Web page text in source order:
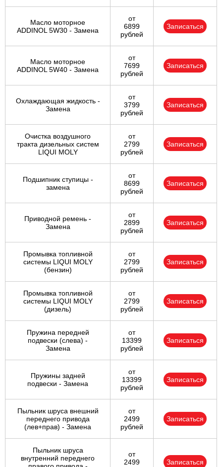
Масло моторное
ADDINOL 5W30 - Замена
от
6899
рублей
Записаться
Масло моторное
ADDINOL 5W40 - Замена
от
7699
рублей
Записаться
Охлаждающая жидкость -
Замена
от
3799
рублей
Записаться
Очистка воздушного
тракта дизельных систем
LIQUI MOLY
от
2799
рублей
Записаться
Подшипник ступицы -
замена
от
8699
рублей
Записаться
Приводной ремень -
Замена
от
2899
рублей
Записаться
Промывка топливной
системы LIQUI MOLY
(бензин)
от
2799
рублей
Записаться
Промывка топливной
системы LIQUI MOLY
(дизель)
от
2799
рублей
Записаться
Пружина передней
подвески (слева) -
Замена
от
13399
рублей
Записаться
Пружины задней
подвески - Замена
от
13399
рублей
Записаться
Пыльник шруса внешний
переднего привода
(лев+прав) - Замена
от
2499
рублей
Записаться
Пыльник шруса
внутренний переднего
от
2499
Записаться